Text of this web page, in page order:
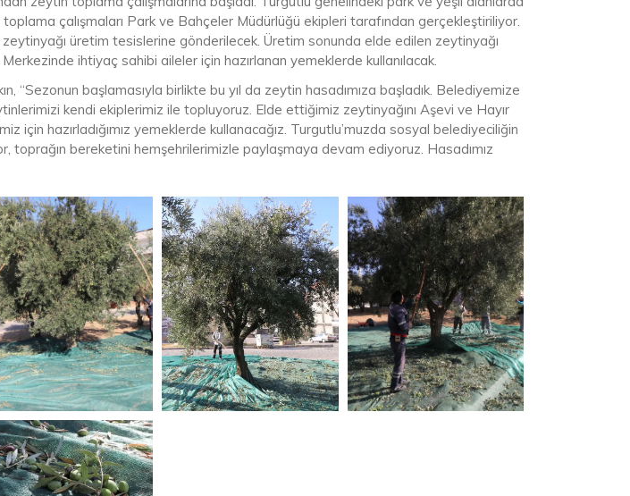
çalışmaları Park ve Bahçeler Müdürlüğü ekipleri tarafından gerçekleştiriliyor.
üretim tesislerine gönderilecek. Üretim sonunda elde edilen zeytinyağı
ihtiyaç sahibi aileler için hazırlanan yemeklerde kullanılacak.
“Sezonun başlamasıyla birlikte bu yıl da zeytin hasadımıza başladık. Belediyemize
kendi ekiplerimiz ile topluyoruz. Elde ettiğimiz zeytinyağını Aşevi ve Hayır
için hazırladığımız yemeklerde kullanacağız. Turgutlu’muzda sosyal belediyeciliğin
toprağın bereketini hemşehrilerimizle paylaşmaya devam ediyoruz. Hasadımız